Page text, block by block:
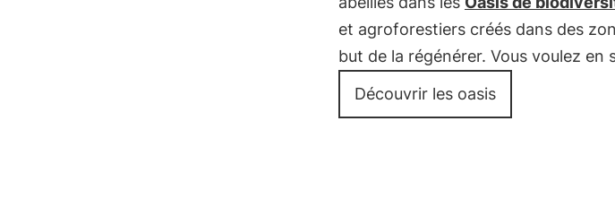
et agroforestiers créés dans des
but de la régénérer. Vous voulez en
Découvrir les oasis